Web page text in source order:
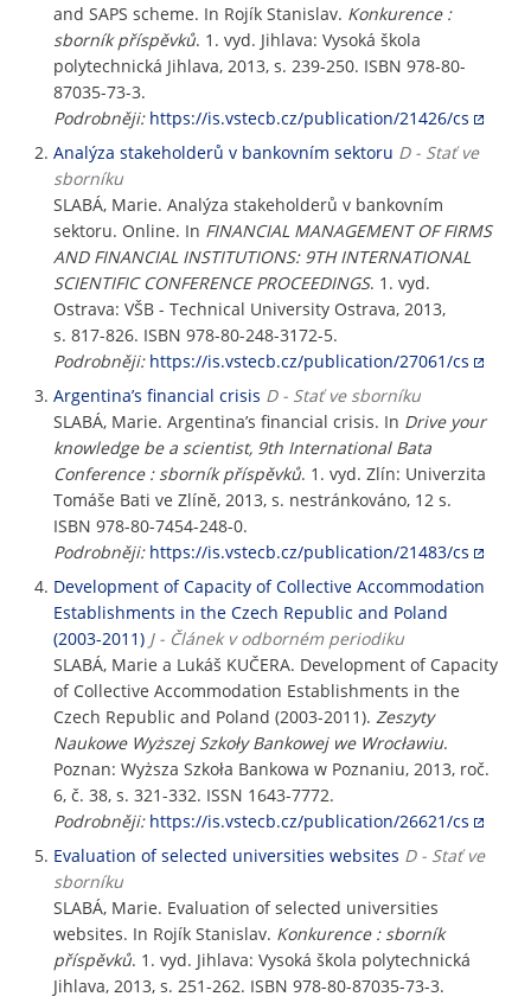
and SAPS scheme. In Rojík Stanislav. Konkurence :
sborník příspěvků. 1. vyd. Jihlava: Vysoká škola
polytechnická Jihlava, 2013, s. 239-250. ISBN 978-80-
87035-73-3.
Podrobněji: https://is.vstecb.cz/publication/21426/cs
Analýza stakeholderů v bankovním sektoru D - Stať ve
sborníku
SLABÁ, Marie. Analýza stakeholderů v bankovním
sektoru. Online. In FINANCIAL MANAGEMENT OF FIRMS
AND FINANCIAL INSTITUTIONS: 9TH INTERNATIONAL
SCIENTIFIC CONFERENCE PROCEEDINGS. 1. vyd.
Ostrava: VŠB - Technical University Ostrava, 2013,
s. 817-826. ISBN 978-80-248-3172-5.
Podrobněji: https://is.vstecb.cz/publication/27061/cs
Argentina’s financial crisis D - Stať ve sborníku
SLABÁ, Marie. Argentina’s financial crisis. In Drive your
knowledge be a scientist, 9th International Bata
Conference : sborník příspěvků. 1. vyd. Zlín: Univerzita
Tomáše Bati ve Zlíně, 2013, s. nestránkováno, 12 s.
ISBN 978-80-7454-248-0.
Podrobněji: https://is.vstecb.cz/publication/21483/cs
Development of Capacity of Collective Accommodation
Establishments in the Czech Republic and Poland
(2003-2011) J - Článek v odborném periodiku
SLABÁ, Marie a Lukáš KUČERA. Development of Capacity
of Collective Accommodation Establishments in the
Czech Republic and Poland (2003-2011). Zeszyty
Naukowe Wyższej Szkoły Bankowej we Wrocławiu.
Poznan: Wyższa Szkoła Bankowa w Poznaniu, 2013, roč.
6, č. 38, s. 321-332. ISSN 1643-7772.
Podrobněji: https://is.vstecb.cz/publication/26621/cs
Evaluation of selected universities websites D - Stať ve
sborníku
SLABÁ, Marie. Evaluation of selected universities
websites. In Rojík Stanislav. Konkurence : sborník
příspěvků. 1. vyd. Jihlava: Vysoká škola polytechnická
Jihlava, 2013, s. 251-262. ISBN 978-80-87035-73-3.